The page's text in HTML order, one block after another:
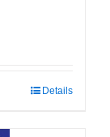
Details